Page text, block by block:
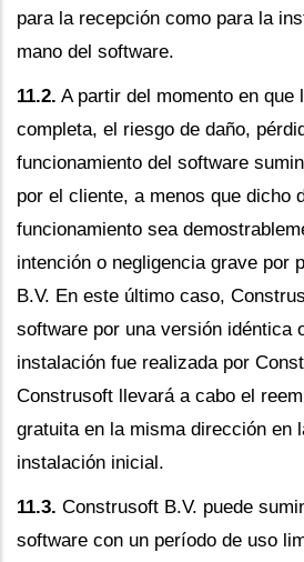
para la recepción como para la
mano del software.
11.2. A partir del momento en que
completa, el riesgo de daño,
funcionamiento del software
por el cliente, a menos que dicho
funcionamiento sea
intención o negligencia grave por
B.V. En este último caso,
software por una versión idéntica
instalación fue realizada por
Construsoft llevará a cabo el
gratuita en la misma dirección en
instalación inicial.
11.3. Construsoft B.V. puede
software con un período de uso